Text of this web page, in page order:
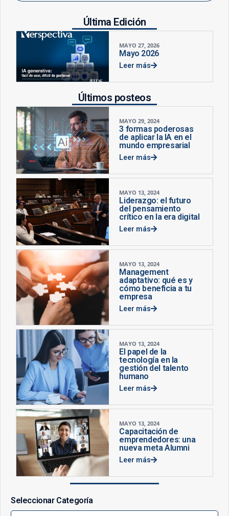
Última Edición
MAYO 27, 2026
Mayo 2026
Leer más
Últimos posteos
MAYO 29, 2024
3 formas poderosas
de aplicar la IA en el
mundo empresarial
Leer más
MAYO 13, 2024
Liderazgo: el futuro
del pensamiento
crítico en la era digital
Leer más
MAYO 13, 2024
Management
adaptativo: qué es y
cómo beneficia a tu
empresa
Leer más
MAYO 13, 2024
El papel de la
tecnología en la
gestión del talento
humano
Leer más
MAYO 13, 2024
Capacitación de
emprendedores: una
nueva meta Alumni
Leer más
Seleccionar Categoría